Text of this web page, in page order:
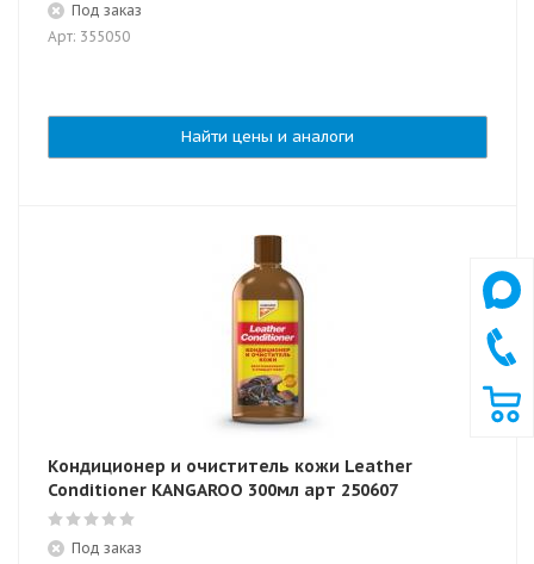
Под заказ
Арт: 355050
Найти цены и аналоги
Кондиционер и очиститель кожи Leather
Conditioner KANGAROO 300мл арт 250607
Под заказ